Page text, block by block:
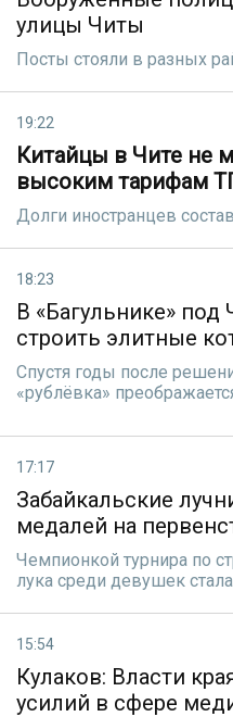
улицы Читы
Посты стояли в разных
19:22
Китайцы в Чите не
высоким тарифам
Долги иностранцев
18:23
В «Багульнике» под
строить элитные
Спустя годы после
«рублёвка»
17:17
Забайкальские
медалей на
Чемпионкой турнира по
лука среди девушек
15:54
Кулаков: Власти
усилий в сфере